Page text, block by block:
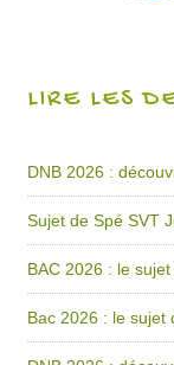
LIRE LES
DNB 2026 :
Sujet de Spé SVT
BAC 2026 : le
Bac 2026 : le sujet